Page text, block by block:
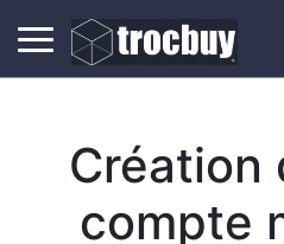
Création
compte